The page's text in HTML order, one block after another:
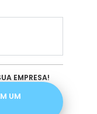
EMPRESA!
UM